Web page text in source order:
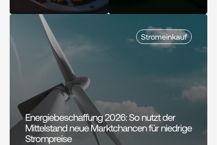
Stromeinkauf
Energiebeschaffung 2026: So nutzt der
Mittelstand neue Marktchancen für niedrige
Strompreise